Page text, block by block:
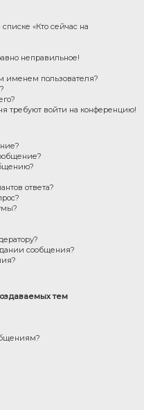
«Кто сейчас на
неправильное!
именем пользователя?
требуют войти на конференцию!
ответа?
сообщения?
тем